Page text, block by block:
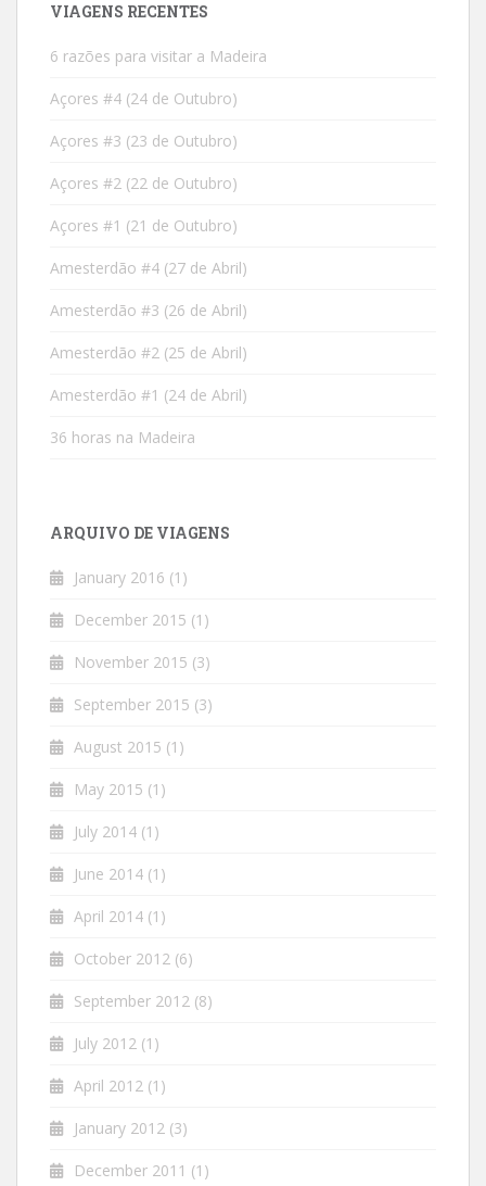
VIAGENS RECENTES
6 razões para visitar a Madeira
Açores #4 (24 de Outubro)
Açores #3 (23 de Outubro)
Açores #2 (22 de Outubro)
Açores #1 (21 de Outubro)
Amesterdão #4 (27 de Abril)
Amesterdão #3 (26 de Abril)
Amesterdão #2 (25 de Abril)
Amesterdão #1 (24 de Abril)
36 horas na Madeira
ARQUIVO DE VIAGENS
January 2016 (1)
December 2015 (1)
November 2015 (3)
September 2015 (3)
August 2015 (1)
May 2015 (1)
July 2014 (1)
June 2014 (1)
April 2014 (1)
October 2012 (6)
September 2012 (8)
July 2012 (1)
April 2012 (1)
January 2012 (3)
December 2011 (1)